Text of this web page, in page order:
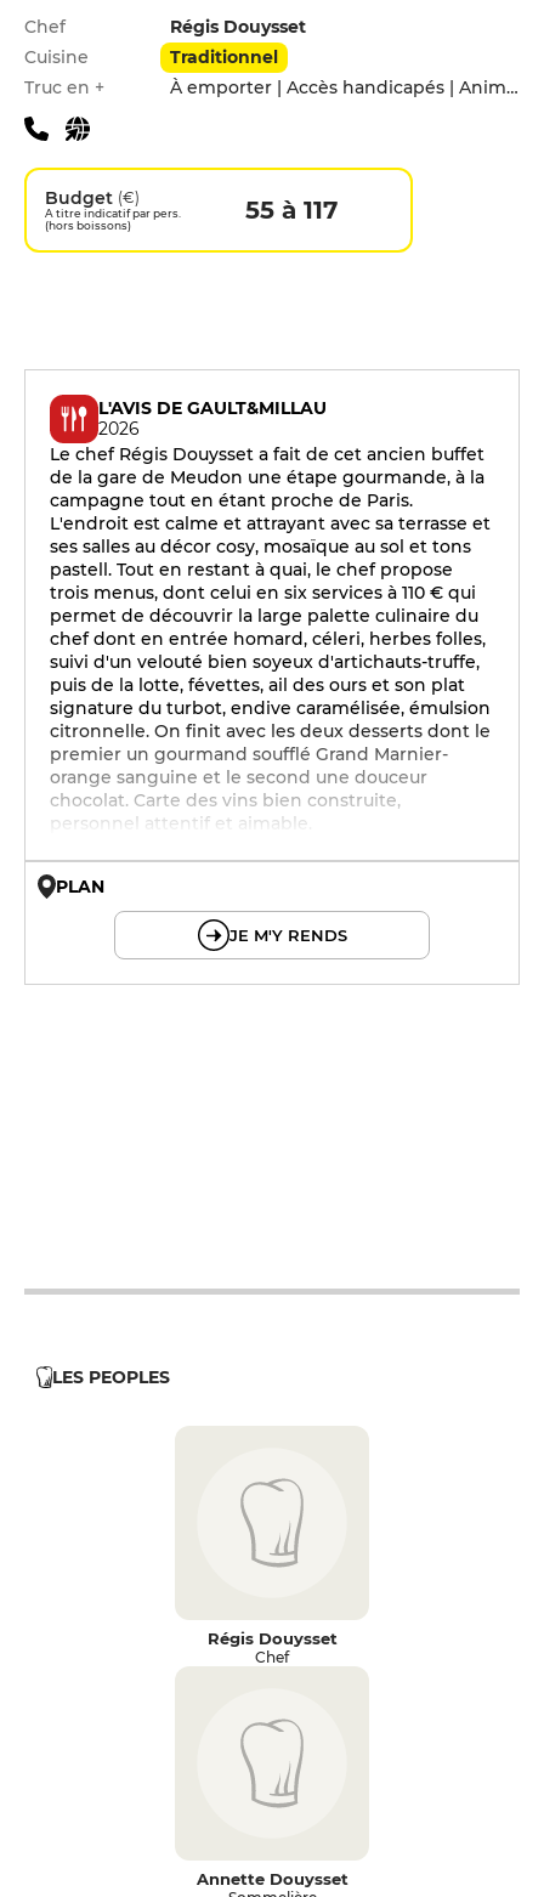
Infos pratiques
Chef
Régis Douysset
Cuisine
Traditionnel
Truc en +
À emporter | Accès handicapés | Animaux acceptés | Click&Collect | Parking privé | Service voiturier
Budget (€)
A titre indicatif par pers.
(hors boissons)
55 à 117
L'AVIS DE GAULT&MILLAU
2026
Le chef Régis Douysset a fait de cet ancien buffet
de la gare de Meudon une étape gourmande, à la
campagne tout en étant proche de Paris.
L'endroit est calme et attrayant avec sa terrasse et
ses salles au décor cosy, mosaïque au sol et tons
pastell. Tout en restant à quai, le chef propose
trois menus, dont celui en six services à 110 € qui
permet de découvrir la large palette culinaire du
chef dont en entrée homard, céleri, herbes folles,
suivi d'un velouté bien soyeux d'artichauts-truffe,
puis de la lotte, févettes, ail des ours et son plat
signature du turbot, endive caramélisée, émulsion
citronnelle. On finit avec les deux desserts dont le
premier un gourmand soufflé Grand Marnier-
orange sanguine et le second une douceur
chocolat. Carte des vins bien construite,
personnel attentif et aimable.
PLAN
JE M'Y RENDS
LES PEOPLES
Régis Douysset
Chef
Annette Douysset